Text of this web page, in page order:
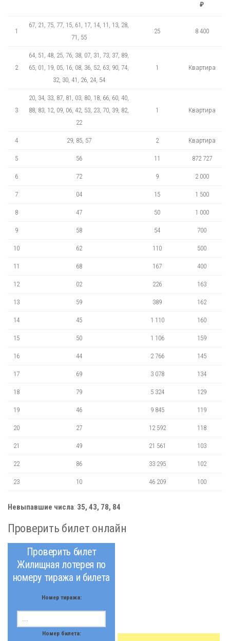
₽
1
67, 21, 75, 77, 15, 61, 17, 14, 11, 13, 28,
71, 55
25 8 400
2
64, 51, 48, 25, 76, 38, 07, 31, 73, 37, 89,
65, 01, 19, 05, 16, 08, 36, 52, 63, 90, 74,
32, 30, 41, 26, 24, 54
1 Квартира
3
20, 34, 33, 87, 81, 03, 80, 18, 66, 60, 40,
88, 83, 12, 09, 06, 42, 53, 23, 70, 39, 82,
22
1 Квартира
4 29, 85, 57 2 Квартира
5 56 11 872 727
6 72 9 2 000
7 04 15 1 500
8 47 50 1 000
9 58 54 700
10 62 110 500
11 68 167 400
12 02 226 163
13 59 389 162
14 45 1 110 160
15 50 1 106 159
16 44 2 766 145
17 69 3 078 134
18 79 5 324 129
19 46 9 845 119
20 27 12 592 118
21 49 21 561 103
22 86 33 295 102
23 10 46 209 100
Невыпавшие числа: 35, 43, 78, 84
Проверить билет онлайн
Проверить билет
Жилищная лотерея по
номеру тиража и билета
Номер тиража:
Номер билета: